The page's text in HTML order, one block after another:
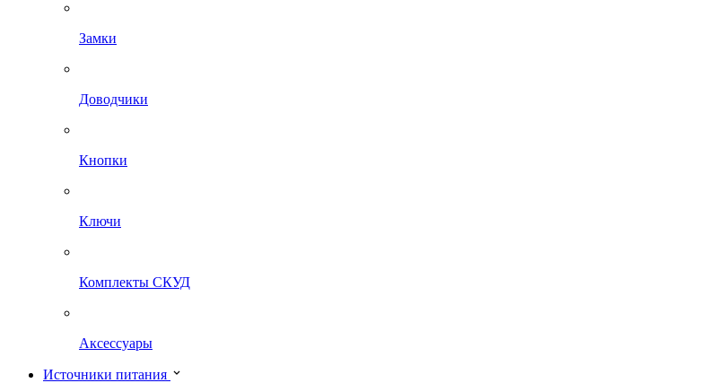
Замки
Доводчики
Кнопки
Ключи
Комплекты СКУД
Аксессуары
Источники питания